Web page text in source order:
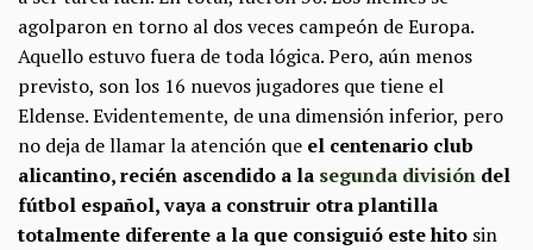
agolparon en torno al dos veces campeón de Europa.
Aquello estuvo fuera de toda lógica. Pero, aún menos
previsto, son los 16 nuevos jugadores que tiene el
Eldense. Evidentemente, de una dimensión inferior, pero
no deja de llamar la atención que el centenario club
alicantino, recién ascendido a la segunda división del
fútbol español, vaya a construir otra plantilla
totalmente diferente a la que consiguió este hito sin